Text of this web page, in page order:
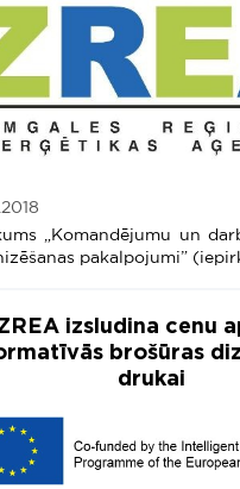
„Komandējumu un
pakalpojumi”
izsludina cenu
brošūras
drukai